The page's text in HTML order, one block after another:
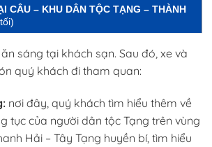
CÂU – KHU DÂN TỘC TẠNG – THÀNH
sáng tại khách sạn. Sau đó, xe và
quý khách đi tham quan:
nơi đây, quý khách tìm hiểu thêm về
tục của người dân tộc Tạng trên vùng
Hải – Tây Tạng huyền bí, tìm hiểu